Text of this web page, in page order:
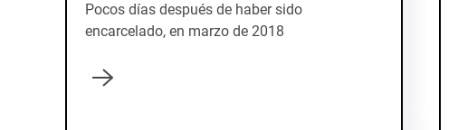
Pocos días después de haber sido
encarcelado, en marzo de 2018